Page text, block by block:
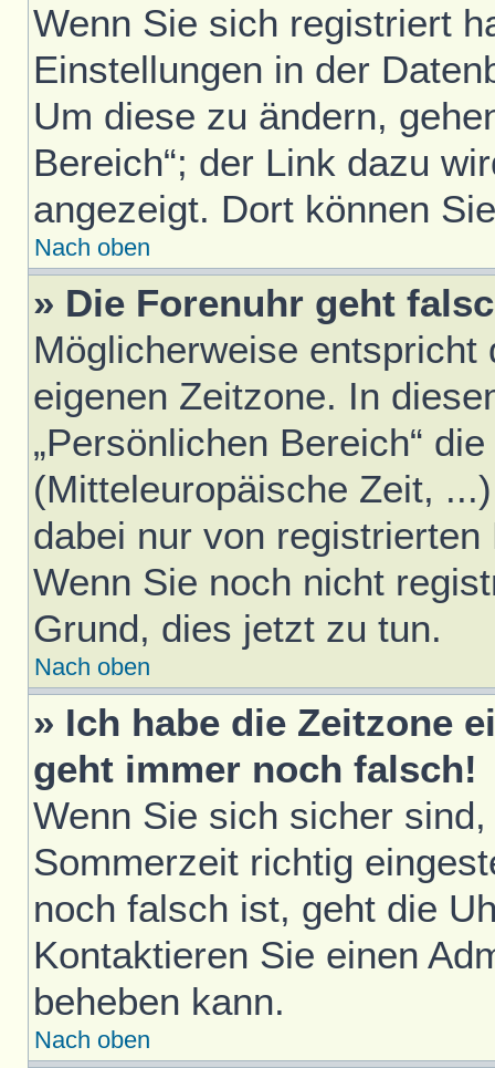
Wenn Sie sich registriert
Einstellungen in der
Um diese zu ändern,
Bereich“; der Link dazu
angezeigt. Dort können
Nach oben
» Die Forenuhr geht
Möglicherweise
eigenen Zeitzone. In
„Persönlichen Bereich“
(Mitteleuropäische Zeit,
dabei nur von
Wenn Sie noch nicht
Grund, dies jetzt zu tun.
Nach oben
» Ich habe die Zeitzone
geht immer noch falsch!
Wenn Sie sich sicher
Sommerzeit richtig
noch falsch ist, geht die
Kontaktieren Sie einen
beheben kann.
Nach oben